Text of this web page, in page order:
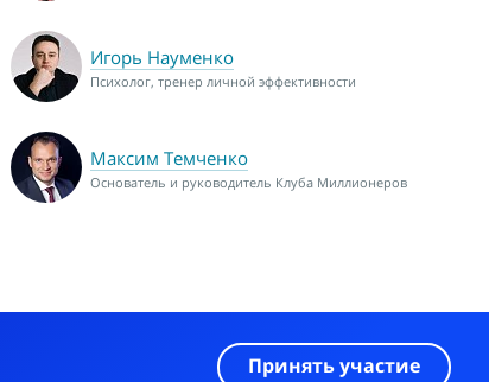
Игорь Науменко
Психолог, тренер личной эффективности
Максим Темченко
Основатель и руководитель Клуба Миллионеров
Принять участие